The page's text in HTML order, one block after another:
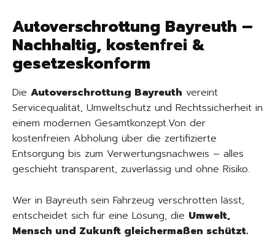
Autoverschrottung Bayreuth –
Nachhaltig, kostenfrei &
gesetzeskonform
Die Autoverschrottung Bayreuth vereint
Servicequalität, Umweltschutz und Rechtssicherheit in
einem modernen Gesamtkonzept.Von der
kostenfreien Abholung über die zertifizierte
Entsorgung bis zum Verwertungsnachweis – alles
geschieht transparent, zuverlässig und ohne Risiko.
Wer in Bayreuth sein Fahrzeug verschrotten lässt,
entscheidet sich für eine Lösung, die Umwelt,
Mensch und Zukunft gleichermaßen schützt.